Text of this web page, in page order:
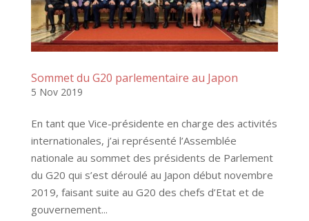
Sommet du G20 parlementaire au Japon
5 Nov 2019
En tant que Vice-présidente en charge des activités
internationales, j’ai représenté l’Assemblée
nationale au sommet des présidents de Parlement
du G20 qui s’est déroulé au Japon début novembre
2019, faisant suite au G20 des chefs d’Etat et de
gouvernement...